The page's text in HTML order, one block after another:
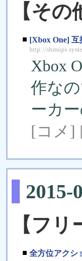
【その
■ [Xbox One]
http://
Xbox
作な
ーカ
[コメ]
2015-
【フリ
■ 全方位アクシ